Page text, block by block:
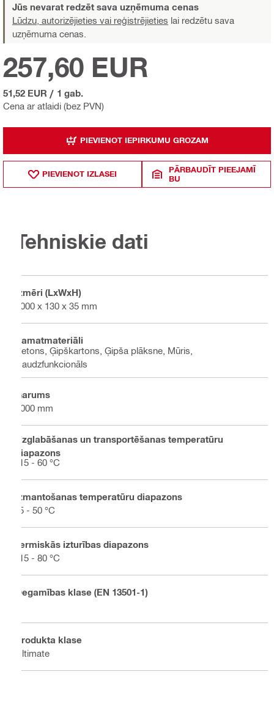
Jūs nevarat redzēt sava uzņēmuma cenas
Lūdzu, autorizējieties vai reģistrējieties lai redzētu sava
uzņēmuma cenas.
Cena ar atlaidi (bez PVN)
257,60 EUR
51,52 EUR / 1 gab.
PIEVIENOT IEPIRKUMU GROZAM
PIEVIENOT IZLASEI
PĀRBAUDĪT PIEEJAMĪ
BU
Tehniskie dati
Izmēri (LxWxH)
1000 x 130 x 35 mm
Pamatmateriāli
Betons, Ģipškartons, Ģipša plāksne, Mūris,
Daudzfunkcionāls
Garums
1000 mm
Uzglabāšanas un transportēšanas temperatūru
diapazons
-15 - 60 °C
Izmantošanas temperatūru diapazons
-5 - 50 °C
Termiskās izturības diapazons
-15 - 80 °C
Degamības klase (EN 13501-1)
Produkta klase
Ultimate